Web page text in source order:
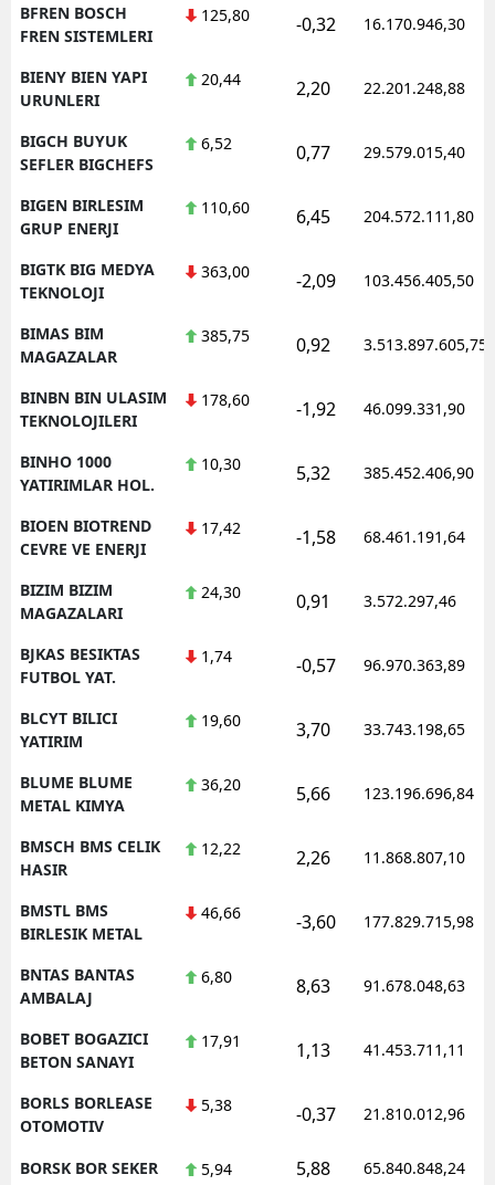
BFREN BOSCH
FREN SISTEMLERI
125,80 -0,32 16.170.946,30
BIENY BIEN YAPI
URUNLERI
20,44 2,20 22.201.248,88
BIGCH BUYUK
SEFLER BIGCHEFS
6,52 0,77 29.579.015,40
BIGEN BIRLESIM
GRUP ENERJI
110,60 6,45 204.572.111,80
BIGTK BIG MEDYA
TEKNOLOJI
363,00 -2,09 103.456.405,50
BIMAS BIM
MAGAZALAR
385,75 0,92 3.513.897.605,75
BINBN BIN ULASIM
TEKNOLOJILERI
178,60 -1,92 46.099.331,90
BINHO 1000
YATIRIMLAR HOL.
10,30 5,32 385.452.406,90
BIOEN BIOTREND
CEVRE VE ENERJI
17,42 -1,58 68.461.191,64
BIZIM BIZIM
MAGAZALARI
24,30 0,91 3.572.297,46
BJKAS BESIKTAS
FUTBOL YAT.
1,74 -0,57 96.970.363,89
BLCYT BILICI
YATIRIM
19,60 3,70 33.743.198,65
BLUME BLUME
METAL KIMYA
36,20 5,66 123.196.696,84
BMSCH BMS CELIK
HASIR
12,22 2,26 11.868.807,10
BMSTL BMS
BIRLESIK METAL
46,66 -3,60 177.829.715,98
BNTAS BANTAS
AMBALAJ
6,80 8,63 91.678.048,63
BOBET BOGAZICI
BETON SANAYI
17,91 1,13 41.453.711,11
BORLS BORLEASE
OTOMOTIV
5,38 -0,37 21.810.012,96
BORSK BOR SEKER 5,94 5,88 65.840.848,24